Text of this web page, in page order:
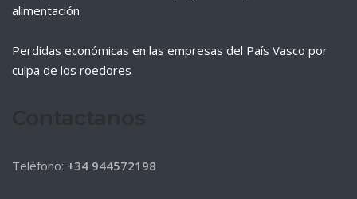
alimentación
Perdidas económicas en las empresas del País Vasco por
culpa de los roedores
Teléfono: +34 944572198